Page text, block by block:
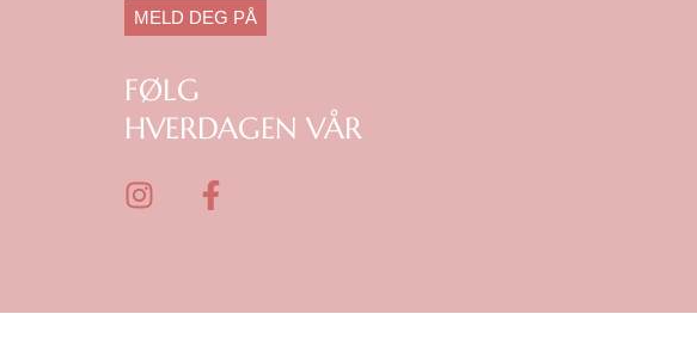
MELD DEG PÅ
FØLG
HVERDAGEN VÅR
I
a
F
b